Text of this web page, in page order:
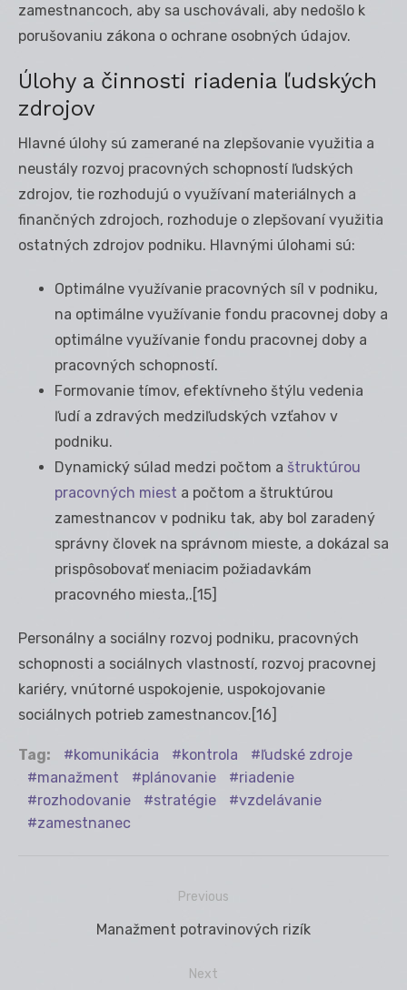
zamestnancoch, aby sa uschovávali, aby nedošlo k
porušovaniu zákona o ochrane osobných údajov.
Úlohy a činnosti riadenia ľudských
zdrojov
Hlavné úlohy sú zamerané na zlepšovanie využitia a
neustály rozvoj pracovných schopností ľudských
zdrojov, tie rozhodujú o využívaní materiálnych a
finančných zdrojoch, rozhoduje o zlepšovaní využitia
ostatných zdrojov podniku. Hlavnými úlohami sú:
Optimálne využívanie pracovných síl v podniku,
na optimálne využívanie fondu pracovnej doby a
optimálne využívanie fondu pracovnej doby a
pracovných schopností.
Formovanie tímov, efektívneho štýlu vedenia
ľudí a zdravých medziľudských vzťahov v
podniku.
Dynamický súlad medzi počtom a štruktúrou
pracovných miest a počtom a štruktúrou
zamestnancov v podniku tak, aby bol zaradený
správny človek na správnom mieste, a dokázal sa
prispôsobovať meniacim požiadavkám
pracovného miesta,. [15]
Personálny a sociálny rozvoj podniku, pracovných
schopnosti a sociálnych vlastností, rozvoj pracovnej
kariéry, vnútorné uspokojenie, uspokojovanie
sociálnych potrieb zamestnancov. [16]
Tag: komunikácia kontrola
ľudské zdroje
manažment
plánovanie
riadenie
rozhodovanie
stratégie
vzdelávanie
zamestnanec
Previous
Previous
Manažment potravinových rizík
Next